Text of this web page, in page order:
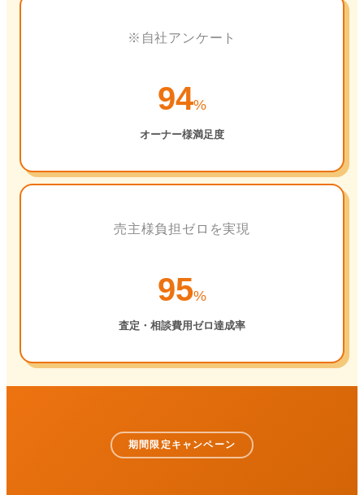
※自社アンケート
94%
オーナー様満足度
売主様負担ゼロを実現
95%
査定・相談費用ゼロ達成率
期間限定キャンペーン